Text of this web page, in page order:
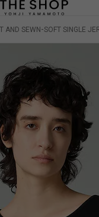
AND SEWN SOFT SINGLE